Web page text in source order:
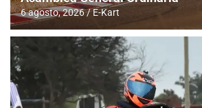
6 agosto, 2026 E-Kart